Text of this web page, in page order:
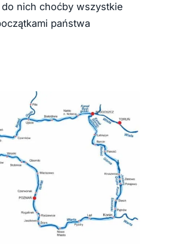
nich choćby wszystkie
państwa